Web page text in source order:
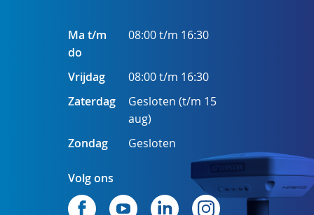
Ma t/m
do
08:00 t/m 16:30
Vrijdag
08:00 t/m 16:30
Zaterdag
Gesloten (t/m 15
aug)
Zondag
Gesloten
Volg ons